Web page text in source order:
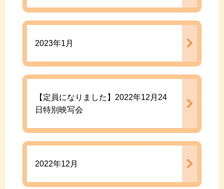
2023年1月
【定員になりました】2022年12月24
日特別映写会
2022年12月